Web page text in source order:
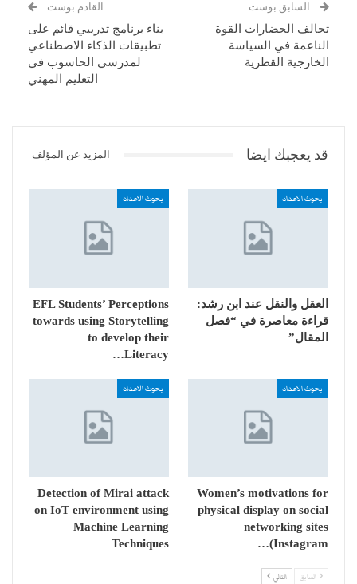
السابق بوست
تحالف الحضارات القوة
الناعمة في السياسة
الخارجية القطرية
القادم بوست
بناء برنامج تدريبي قائم على
تطبيقات الذكاء الاصطناعي
لمدرسي الحاسوب في
التعليم المهني
قد يعجبك ايضا المزيد عن المؤلف
بحوث الاعداد
العقل والنقل عند ابن رشد:
قراءة معاصرة في “فصل
المقال”
بحوث الاعداد
EFL Students’ Perceptions
towards using Storytelling
to develop their
Literacy…
بحوث الاعداد
Women’s motivations for
physical display on social
networking sites
(Instagram…
بحوث الاعداد
Detection of Mirai attack
on IoT environment using
Machine Learning
Techniques
السابق التالي